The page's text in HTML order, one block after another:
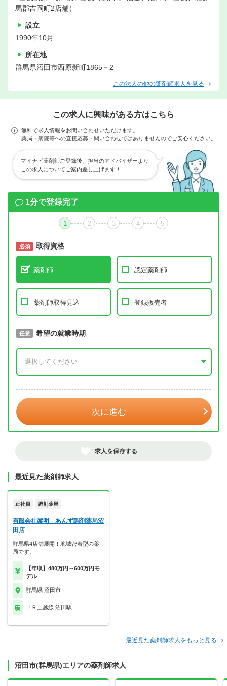
馬郡吉岡町2店舗）
設立
1990年10月
所在地
群馬県沼田市西原新町1865－2
この法人の他の薬剤師求人を見る
この求人に興味がある方はこちら
無料で求人情報をお問い合わせいただけます。
薬局・病院等への直接応募・問い合わせではありませんのでご安心ください。
マイナビ薬剤師ご登録後、担当のアドバイザーより
この求人についてご案内差し上げます！
1分で登録完了
1 2 3 4 5
必須 取得資格
薬剤師 認定薬剤師
薬剤師取得見込 登録販売者
必須 取得予定年
任意 希望の就業時期
次に進む
求人を保存する
最近見た薬剤師求人
正社員 調剤薬局
有限会社黎明 あんず調剤薬局沼
田店
群馬県4店舗展開！地域密着型の薬
局です。
【年収】480万円～600万円モ
デル
群馬県 沼田市
ＪＲ上越線 沼田駅
最近見た薬剤師求人をもっと見る
沼田市(群馬県)エリアの薬剤師求人